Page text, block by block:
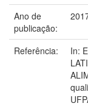
Ano de
publicação:
Referência:
In: